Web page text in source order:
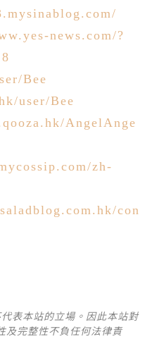
news.com/?
Bee
user/Bee
AngelAnge
zh-
con
表本站的立場。因此本站對
及完整性不負任何法律責